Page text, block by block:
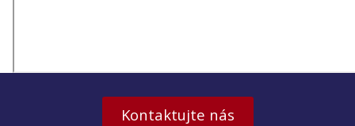
Kontaktujte nás